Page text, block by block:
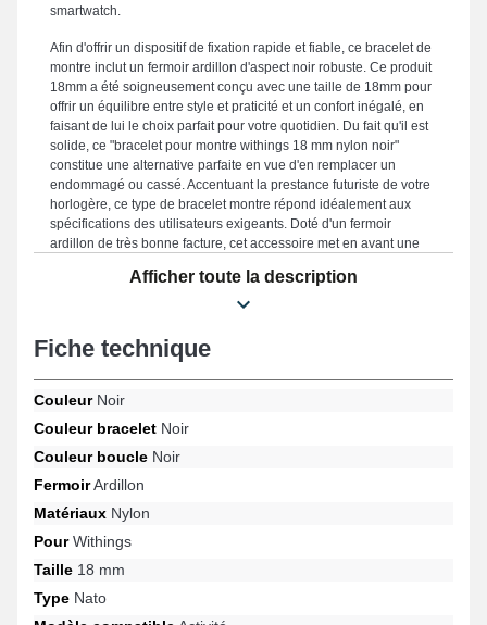
smartwatch.
Afin d'offrir un dispositif de fixation rapide et fiable, ce bracelet de
montre inclut un fermoir ardillon d'aspect noir robuste. Ce produit
18mm a été soigneusement conçu avec une taille de 18mm pour
offrir un équilibre entre style et praticité et un confort inégalé, en
faisant de lui le choix parfait pour votre quotidien. Du fait qu'il est
solide, ce "bracelet pour montre withings 18 mm nylon noir"
constitue une alternative parfaite en vue d'en remplacer un
endommagé ou cassé. Accentuant la prestance futuriste de votre
horlogère, ce type de bracelet montre répond idéalement aux
spécifications des utilisateurs exigeants. Doté d'un fermoir
ardillon de très bonne facture, cet accessoire met en avant une
références Activité, Steel HR, ScanWatch 2 38 mm, ScanWatch
Light, Activité Pop, Move et beaucoup davantage de la marque
Withings s'harmonise idéalement à une large gamme de
références de la marque.
Afficher toute la description
Fiche technique
CouleurNoir
Couleur bracelet Noir
Couleur boucle Noir
FermoirArdillon
Matériaux Nylon
PourWithings
Taille 18 mm
Type Nato